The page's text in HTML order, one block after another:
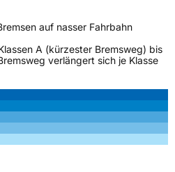
auf nasser Fahrbahn
A (kürzester Bremsweg) bis
verlängert sich je Klasse